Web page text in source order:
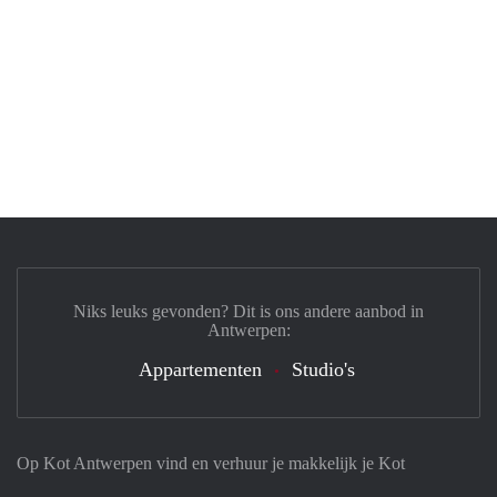
Op Kot Antwerpen vind en verhuur je makkelijk je Kot
Niks leuks gevonden? Dit is ons andere aanbod in
Antwerpen:
Appartementen Studio's